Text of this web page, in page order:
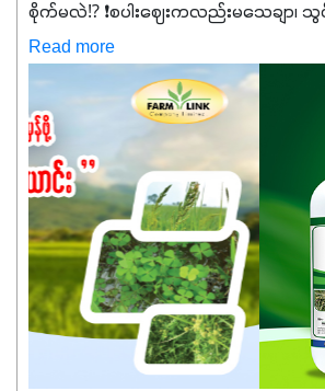
စိုက်မလဲ⁉️ ❗စပါးဈေးကလည်းမသေချာ၊
ကလည်း တက်နေတဲ့ဒီလိုအချိန်မှာ သွင်းအားစု
အထွက်နှုန်းကို ထိန်းထားနိုင်မှ ဦးကြီးတို့ အဆ
ကြောင့် ကိုယ်သုံးသမျှ ကိုယ့်အတွက်အကျို
အရည်အသွေးစိတ်ချရတဲ့ သွင်းအားစုပစ္စ
သုံးသင့်ပါတယ်။
Read more